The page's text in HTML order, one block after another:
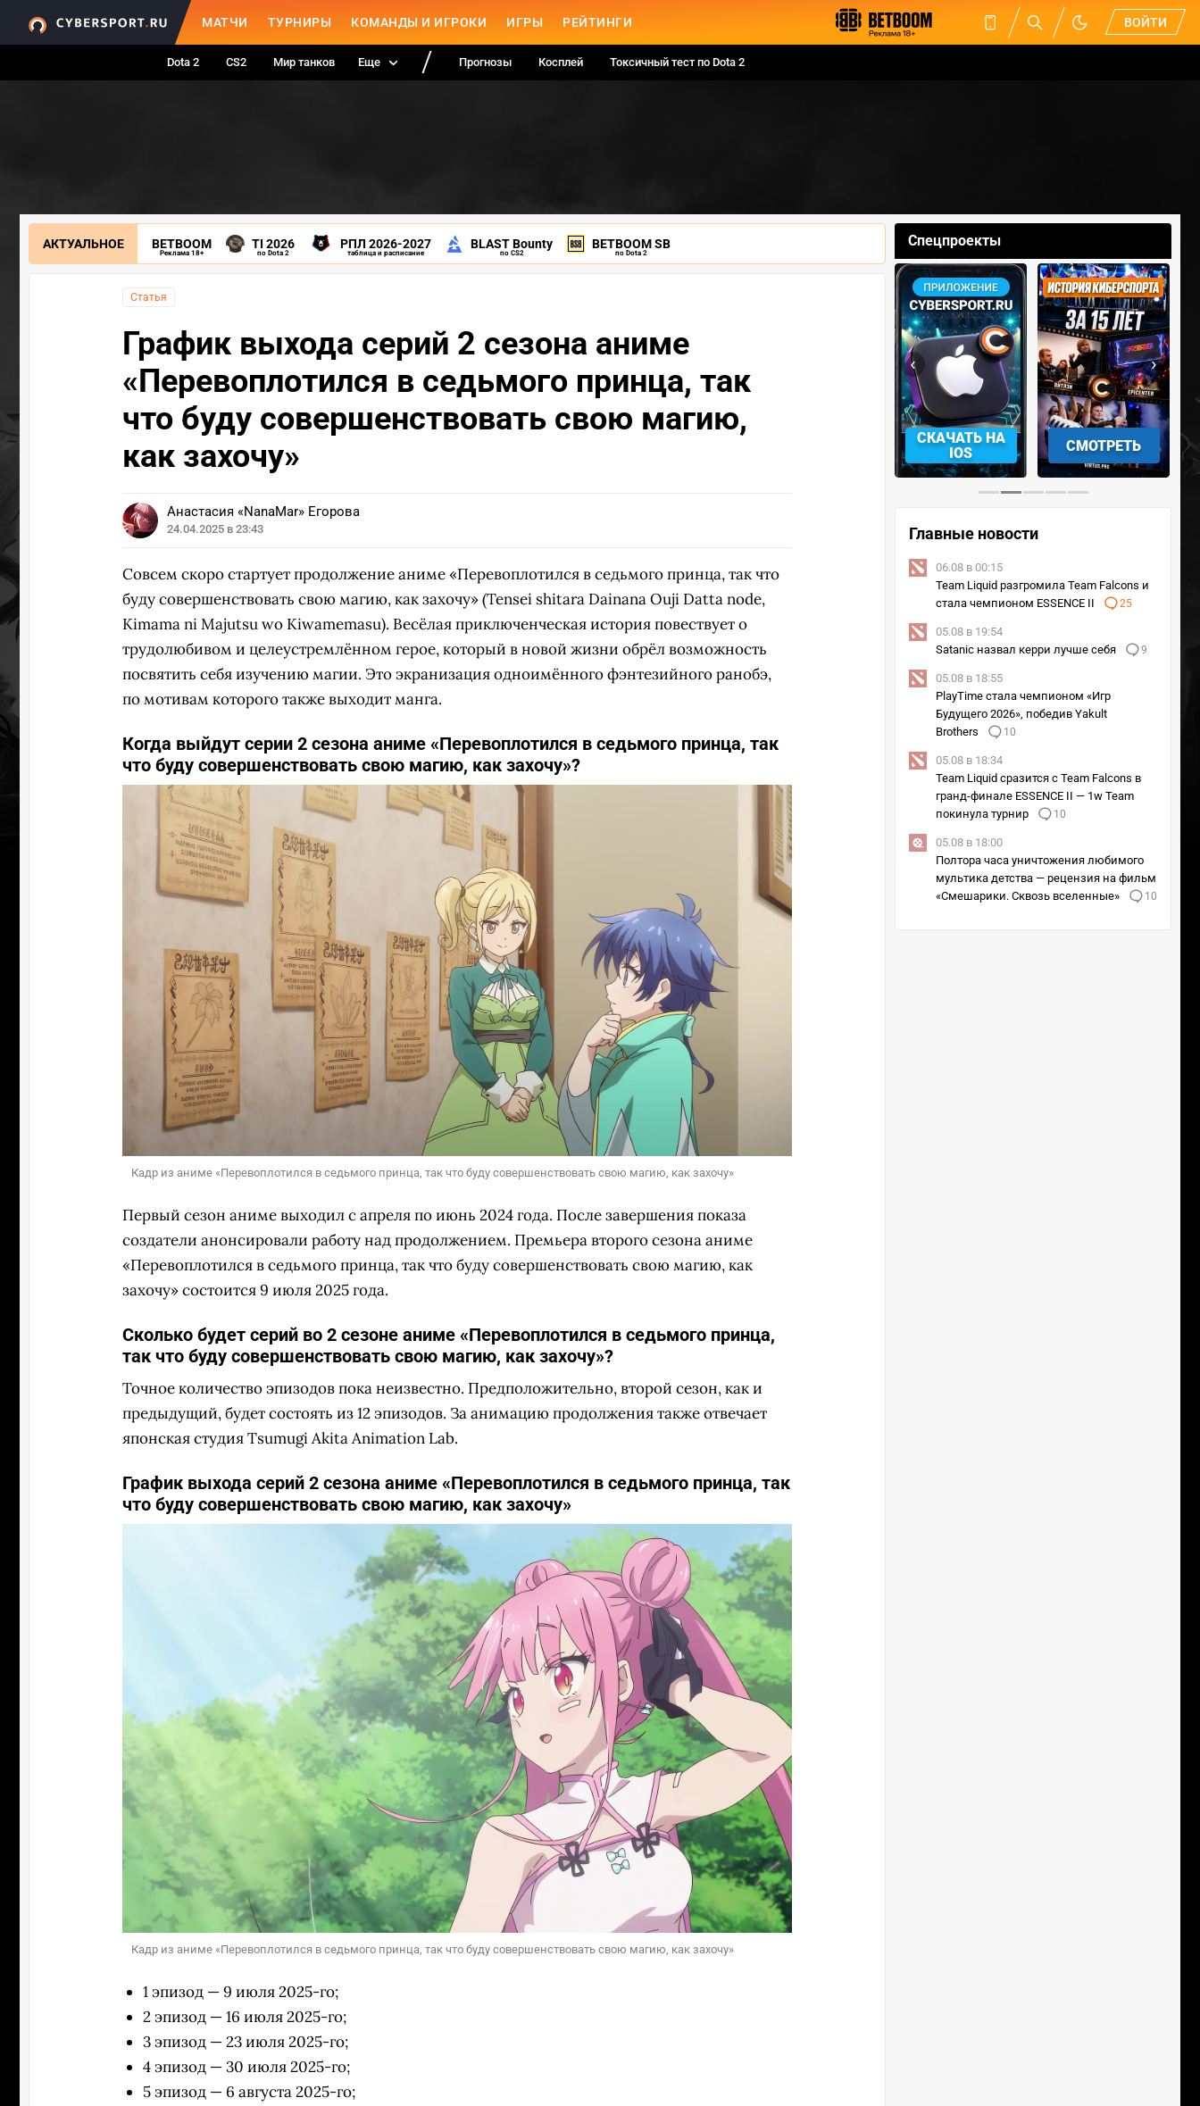
МАТЧИ ТУРНИРЫ КОМАНДЫ И ИГРОКИ ИГРЫ РЕЙТИНГИ ВОЙТИ
Dota 2 CS2 Мир танков Еще Прогнозы Косплей Токсичный тест по Dota 2
АКТУАЛЬНОЕ BETBOOM
Реклама 18+
TI 2026
по Dota 2
РПЛ 2026-2027
таблица и расписание
BLAST Bounty
по CS2
BETBOOM SB
по Dota 2
Статья
График выхода серий 2 сезона аниме
«Перевоплотился в седьмого принца, так
что буду совершенствовать свою магию,
как захочу»
Анастасия «NanaMar» Егорова
24.04.2025 в 23:43
Совсем скоро стартует продолжение аниме «Перевоплотился в седьмого принца, так что
буду совершенствовать свою магию, как захочу» (Tensei shitara Dainana Ouji Datta node,
Kimama ni Majutsu wo Kiwamemasu). Весёлая приключенческая история повествует о
трудолюбивом и целеустремлённом герое, который в новой жизни обрёл возможность
посвятить себя изучению магии. Это экранизация одноимённого фэнтезийного ранобэ,
по мотивам которого также выходит манга.
Когда выйдут серии 2 сезона аниме «Перевоплотился в седьмого принца, так
что буду совершенствовать свою магию, как захочу»?
Кадр из аниме «Перевоплотился в седьмого принца, так что буду совершенствовать свою магию, как захочу»
Первый сезон аниме выходил с апреля по июнь 2024 года. После завершения показа
создатели анонсировали работу над продолжением. Премьера второго сезона аниме
«Перевоплотился в седьмого принца, так что буду совершенствовать свою магию, как
захочу» состоится 9 июля 2025 года.
Сколько будет серий во 2 сезоне аниме «Перевоплотился в седьмого принца,
так что буду совершенствовать свою магию, как захочу»?
Точное количество эпизодов пока неизвестно. Предположительно, второй сезон, как и
предыдущий, будет состоять из 12 эпизодов. За анимацию продолжения также отвечает
японская студия Tsumugi Akita Animation Lab.
График выхода серий 2 сезона аниме «Перевоплотился в седьмого принца, так
что буду совершенствовать свою магию, как захочу»
Кадр из аниме «Перевоплотился в седьмого принца, так что буду совершенствовать свою магию, как захочу»
1 эпизод — 9 июля 2025-го;
2 эпизод — 16 июля 2025-го;
3 эпизод — 23 июля 2025-го;
4 эпизод — 30 июля 2025-го;
5 эпизод — 6 августа 2025-го;
Спецпроекты
СМОТРЕТЬ УЧАСТВОВАТЬ
‹ ›
Главные новости
06.08 в 00:15
Team Liquid разгромила Team Falcons и
стала чемпионом ESSENCE II
25
05.08 в 19:54
Satanic назвал керри лучше себя
9
05.08 в 18:55
PlayTime стала чемпионом «Игр
Будущего 2026», победив Yakult
Brothers
10
05.08 в 18:34
Team Liquid сразится с Team Falcons в
гранд-финале ESSENCE II — 1w Team
покинула турнир
10
05.08 в 18:00
Полтора часа уничтожения любимого
мультика детства — рецензия на фильм
«Смешарики. Сквозь вселенные»
10